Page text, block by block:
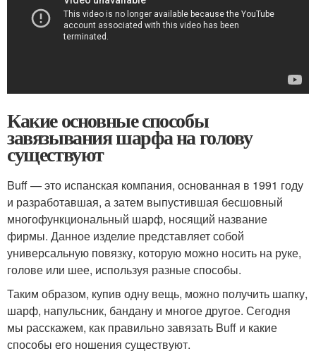
Какие основные способы
завязывания шарфа на голову
существуют
Buff — это испанская компания, основанная в 1991 году
и разработавшая, а затем выпустившая бесшовный
многофункциональный шарф, носящий название
фирмы. Данное изделие представляет собой
универсальную повязку, которую можно носить на руке,
голове или шее, используя разные способы.
Таким образом, купив одну вещь, можно получить шапку,
шарф, напульсник, бандану и многое другое. Сегодня
мы расскажем, как правильно завязать Buff и какие
способы его ношения существуют.